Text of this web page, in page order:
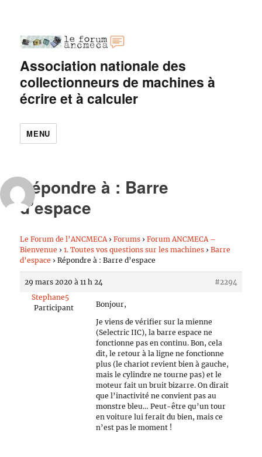
Association nationale des
collectionneurs de machines à
écrire et à calculer
MENU
Répondre à : Barre
d’espace
Le Forum de l’ANCMECA › Forums › Forum ANCMECA –
Bienvenue › 1. Toutes vos questions sur les machines › Barre
d’espace › Répondre à : Barre d’espace
29 mars 2020 à 11 h 24
#2294
Stephane5
Participant
Bonjour,
Je viens de vérifier sur la mienne
(Selectric IIC), la barre espace ne
fonctionne pas en continu. Bon, cela
dit, le retour à la ligne ne fonctionne
plus (le chariot revient bien à gauche,
mais le cylindre ne tourne pas) et le
moteur fait un bruit bizarre. On dirait
que l’inactivité ne convient pas au
monstre bleu… Peut-être qu’un tour
en voiture lui ferait du bien, mais ce
n’est pas le moment !